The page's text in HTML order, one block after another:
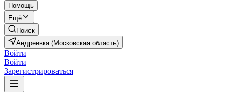
Помощь
Ещё
Поиск
Андреевка (Московская область)
Войти
Войти
Зарегистрироваться